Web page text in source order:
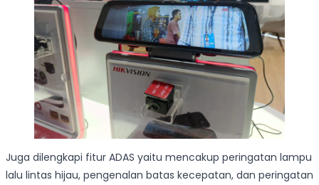
Juga dilengkapi fitur ADAS yaitu mencakup peringatan lampu
lalu lintas hijau, pengenalan batas kecepatan, dan peringatan